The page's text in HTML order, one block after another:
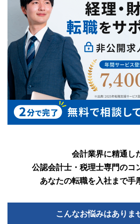
会計業界に精通し
公認会計士・税理士専門のコ
あなたの転職を入社まで手
こんなお悩みはありま